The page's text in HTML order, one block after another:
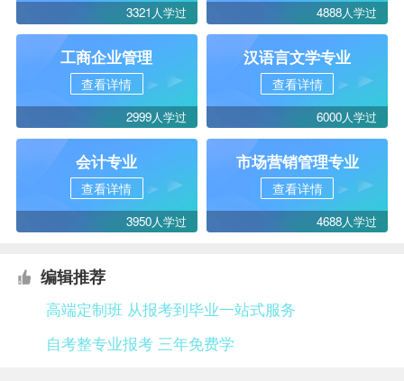
3321人学过 4888人学过
工商企业管理
查看详情
2999人学过
汉语言文学专业
查看详情
6000人学过
会计专业
查看详情
3950人学过
市场营销管理专业
查看详情
4688人学过
编辑推荐
高端定制班 从报考到毕业一站式服务
自考整专业报考 三年免费学